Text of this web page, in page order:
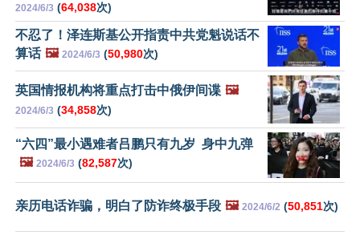
2024/6/3 (64,038次)
不忍了！泽连斯基公开指责中共党魁说话不
算话 🖼️ 2024/6/3 (50,980次)
英国情报机构将重点打击中俄伊间谍 🖼️
2024/6/3 (34,858次)
“六四”最小遇难者吕鹏只有九岁 身中九弹
🖼️ 2024/6/3 (82,587次)
亲历电话诈骗，明白了防诈终极手段 🖼️ 2024/6/2 (50,851次)